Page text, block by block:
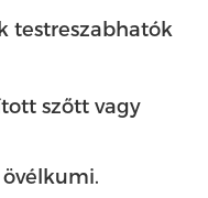
testreszabhatók
szőtt vagy